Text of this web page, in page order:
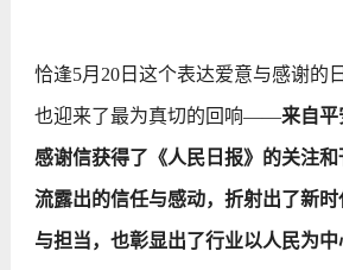
恰逢5月20日这个表达爱意与感谢的
也迎来了最为真切的回响——来自平
感谢信获得了《人民日报》的关注和
流露出的信任与感动，折射出了新
与担当，也彰显出了行业以人民为